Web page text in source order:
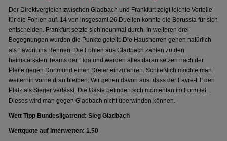
Der Direktvergleich zwischen Gladbach und Frankfurt zeigt leichte Vorteile
für die Fohlen auf. 14 von insgesamt 26 Duellen konnte die Borussia für sich
entscheiden. Frankfurt setzte sich neunmal durch. In weiteren drei
Begegnungen wurden die Punkte geteilt. Die Hausherren gehen natürlich
als Favorit ins Rennen. Die Fohlen aus Gladbach zählen zu den
heimstärksten Teams der Liga und werden alles daran setzen nach der
Pleite gegen Dortmund einen Dreier einzufahren. Schließlich möchte man
weiterhin vorne dran bleiben. Wir gehen davon aus, dass der Favre-Elf den
Platz als Sieger verlässt. Die Gäste befinden sich momentan im Formtief.
Dieses wird man gegen Gladbach nicht überwinden können.
Wett Tipp Bundesligatrend: Sieg Gladbach
Wettquote auf Interwetten: 1.50